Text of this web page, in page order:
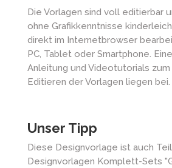
Die Vorlagen sind voll editierbar
ohne Grafikkenntnisse
direkt im Internetbrowser
PC, Tablet oder Smartphone.
Anleitung und Videotutorials
Editieren der Vorlagen liegen bei.
Unser Tipp
Diese Designvorlage ist auch
Designvorlagen Komplett-Sets